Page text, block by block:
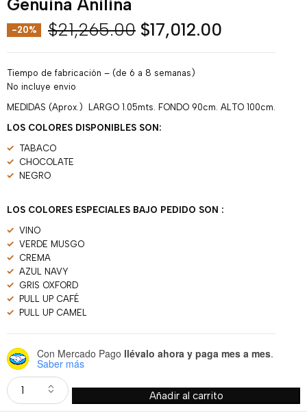
Genuina Anilina
-20% $21,265.00 $17,012.00
Tiempo de fabricación – (de 6 a 8 semanas)
No incluye envio
MEDIDAS (Aprox.) LARGO 1.05mts. FONDO 90cm. ALTO 100cm.
LOS COLORES DISPONIBLES SON:
TABACO
CHOCOLATE
NEGRO
LOS COLORES ESPECIALES BAJO PEDIDO SON :
VINO
VERDE MUSGO
CREMA
AZUL NAVY
GRIS OXFORD
PULL UP CAFÉ
PULL UP CAMEL
Con Mercado Pago llévalo ahora y paga mes a mes.
Saber más
Añadir al carrito